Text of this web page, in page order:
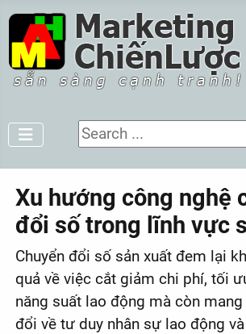
Search ...
Xu hướng công nghệ
đổi số trong lĩnh vực
Chuyển đổi số sản xuất đem lại
quả về việc cắt giảm chi phí, tối
năng suất lao động mà còn
đổi về tư duy nhân sự lao động